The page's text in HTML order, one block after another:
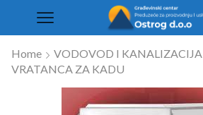
Home
VODOVOD I KANALIZACIJA
VRATANCA ZA KADU